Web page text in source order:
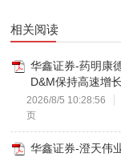
相关阅读
华鑫证券-药明康
D&M保持高速增
2026/8/5 10:28:56
页
华鑫证券-澄天伟